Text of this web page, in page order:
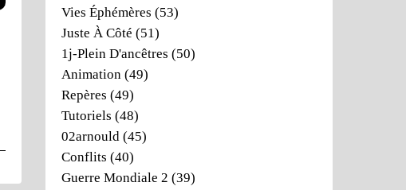
Vies Éphémères (53)
Juste À Côté (51)
1j-Plein D'ancêtres (50)
Animation (49)
Repères (49)
Tutoriels (48)
02arnould (45)
Conflits (40)
Guerre Mondiale 2 (39)